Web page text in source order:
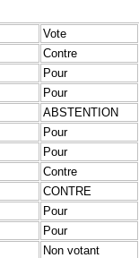
Vote
Contre
Pour
Pour
ABSTENTION
Pour
Pour
Contre
CONTRE
Pour
Pour
Non votant